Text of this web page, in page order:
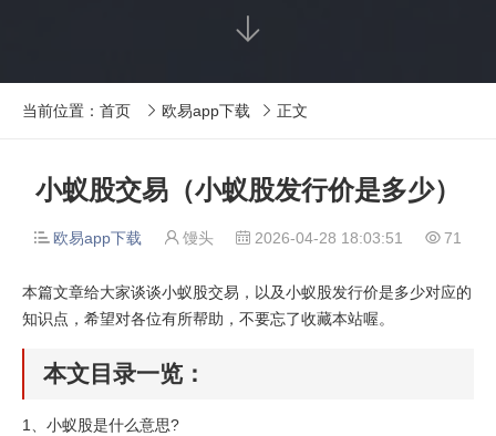

当前位置： 首页  欧易app下载  正文
小蚁股交易（小蚁股发行价是多少）
 欧易app下载  馒头  2026-04-28 18:03:51  71
本篇文章给大家谈谈小蚁股交易，以及小蚁股发行价是多少对应的
知识点，希望对各位有所帮助，不要忘了收藏本站喔。
本文目录一览：
1、 小蚁股是什么意思?